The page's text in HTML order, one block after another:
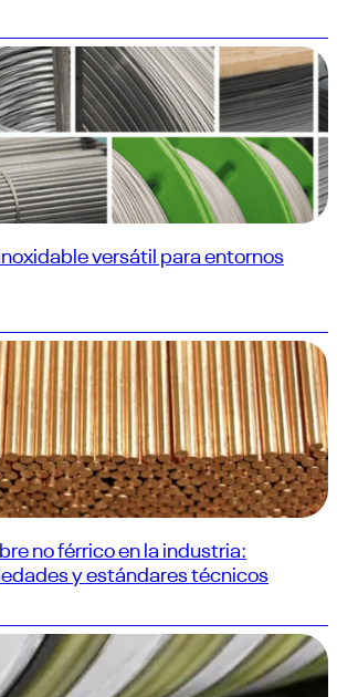
versátil para entornos
no férrico en la industria:
y estándares técnicos